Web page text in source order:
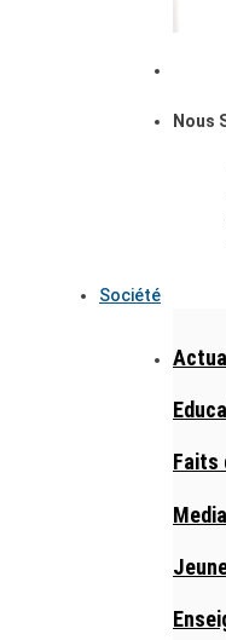
Nous
Société
Faits